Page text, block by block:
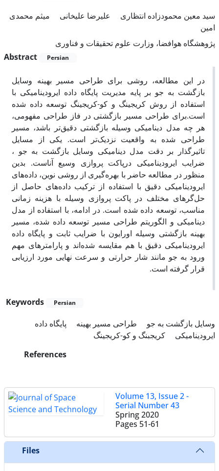
سید معین محمودزاده انتظاری علیرضا علیخانی
میثم محمدی
امین
پژوهشگاه هوافضا، وزارت علوم تحقیقات و فناوری
Abstract
Persian
در این مطالعه، روشی برای طراحی مسیر بهینه وسایل
بازگشت به جو بر پایه مدیریت پایگاه داده ایرودینامیکی با
استفاده از روش کریجینگ و کو-کریجینگ توسعه داده شده
است.برای طراحی مسیر بازگشتی در فاز طراحی مفهومی،
هر چه مدل دینامیکی وسیله بازگشتی دقیق‌تر باشد، مسیر
طراحی شده به واقعیت نزدیک‌تر است. یکی از مسایل
تاثیرگذار بر دقت مدل دینامیکی وسایل بازگشت به جو ،
ضرایب ایرودینامیکی درپاکت پروازی وسیع آناست. بدین
منظور در مطالعه حاضر با بهره‌گیری از روشی نوین، داده‌های
ایرودینامیکی دقیق با استفاده از ترکیب داده‌های حاصل از
حل‌گرهای مختلف در پاکت پروازی وسیله با هزینه زمانی
مناسب، توسعه داده شده است. در ادامه، با استفاده از مدل
دینامیکی و الگوریتم طراحی مسیر توسعه داده شده، مسیر
بهینه بازگشتی وسیله اورایون با ضرایب ثابت و پایگاه داده
ایرودینامیکی دقیق با هم مقایسه شده‌اند و پارامترهای مهم
ورود به جو مانند شار حرارتی و سرعت نهایی مورد ارزیابی
قرار گرفته است.
Keywords Persian
وسایل بازگشت به جو طراحی مسیر بهینه
پایگاه داده
ایرودینامیکی
کریجبنگ و کو-کریجینگ
References
Volume 13, Issue 2 -
Serial Number 43
Spring 2020
Pages 51-61
Files